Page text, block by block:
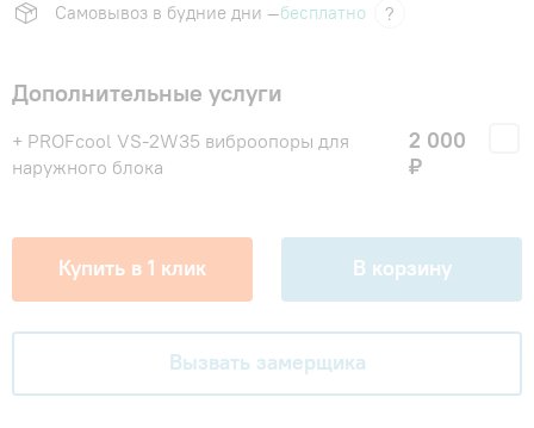
Самовывоз в будние дни —бесплатно ?
Дополнительные услуги
+ PROFcool VS-2W35 виброопоры для
наружного блока
2 000
₽
Купить в 1 клик В корзину
Вызвать замерщика